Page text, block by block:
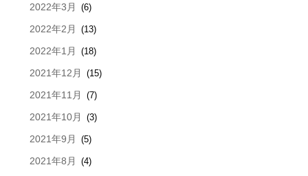
2022年3月 (6)
2022年2月 (13)
2022年1月 (18)
2021年12月 (15)
2021年11月 (7)
2021年10月 (3)
2021年9月 (5)
2021年8月 (4)